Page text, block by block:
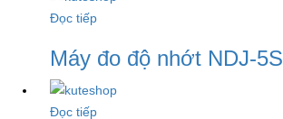
Đọc tiếp
Máy đo độ nhớt NDJ-5S
Đọc tiếp